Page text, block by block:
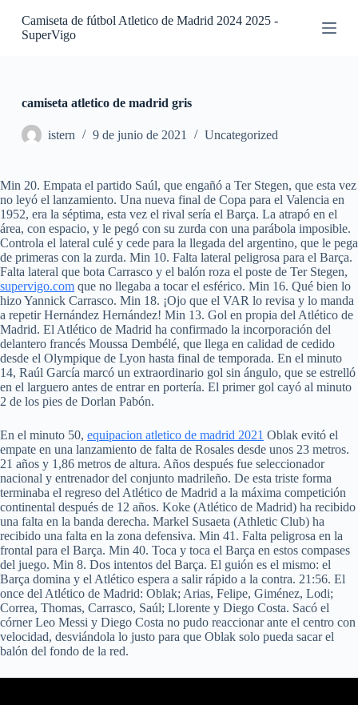
S
e
n
i
d
o
Camiseta de fútbol Atletico de Madrid 2024 2025 -
SuperVigo
camiseta atletico de madrid gris
istern 9 de junio de 2021 Uncategorized
Min 20. Empata el partido Saúl, que engañó a Ter Stegen, que esta vez
no leyó el lanzamiento. Una nueva final de Copa para el Valencia en
1952, era la séptima, esta vez el rival sería el Barça. La atrapó en el
área, con espacio, y le pegó con su zurda con una parábola imposible.
Controla el lateral culé y cede para la llegada del argentino, que le pega
de primeras con la zurda. Min 10. Falta lateral peligrosa para el Barça.
Falta lateral que bota Carrasco y el balón roza el poste de Ter Stegen,
supervigo.com que no llegaba a tocar el esférico. Min 16. Qué bien lo
hizo Yannick Carrasco. Min 18. ¡Ojo que el VAR lo revisa y lo manda
a repetir Hernández Hernández! Min 13. Gol en propia del Atlético de
Madrid. El Atlético de Madrid ha confirmado la incorporación del
delantero francés Moussa Dembélé, que llega en calidad de cedido
desde el Olympique de Lyon hasta final de temporada. En el minuto
14, Raúl García marcó un extraordinario gol sin ángulo, que se estrelló
en el larguero antes de entrar en portería. El primer gol cayó al minuto
2 de los pies de Dorlan Pabón.
En el minuto 50, equipacion atletico de madrid 2021 Oblak evitó el
empate en una lanzamiento de falta de Rosales desde unos 23 metros.
21 años y 1,86 metros de altura. Años después fue seleccionador
nacional y entrenador del conjunto madrileño. De esta triste forma
terminaba el regreso del Atlético de Madrid a la máxima competición
continental después de 12 años. Koke (Atlético de Madrid) ha recibido
una falta en la banda derecha. Markel Susaeta (Athletic Club) ha
recibido una falta en la zona defensiva. Min 41. Falta peligrosa en la
frontal para el Barça. Min 40. Toca y toca el Barça en estos compases
del juego. Min 8. Dos intentos del Barça. El guión es el mismo: el
Barça domina y el Atlético espera a salir rápido a la contra. 21:56. El
once del Atlético de Madrid: Oblak; Arias, Felipe, Giménez, Lodi;
Correa, Thomas, Carrasco, Saúl; Llorente y Diego Costa. Sacó el
córner Leo Messi y Diego Costa no pudo reaccionar ante el centro con
velocidad, desviándola lo justo para que Oblak solo pueda sacar el
balón del fondo de la red.